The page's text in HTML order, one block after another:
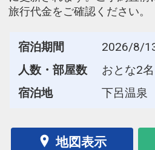
旅行代金をご確認ください。
宿泊期間
2026/8/
人数・部屋数
おとな2
宿泊地
下呂温泉
地図表示